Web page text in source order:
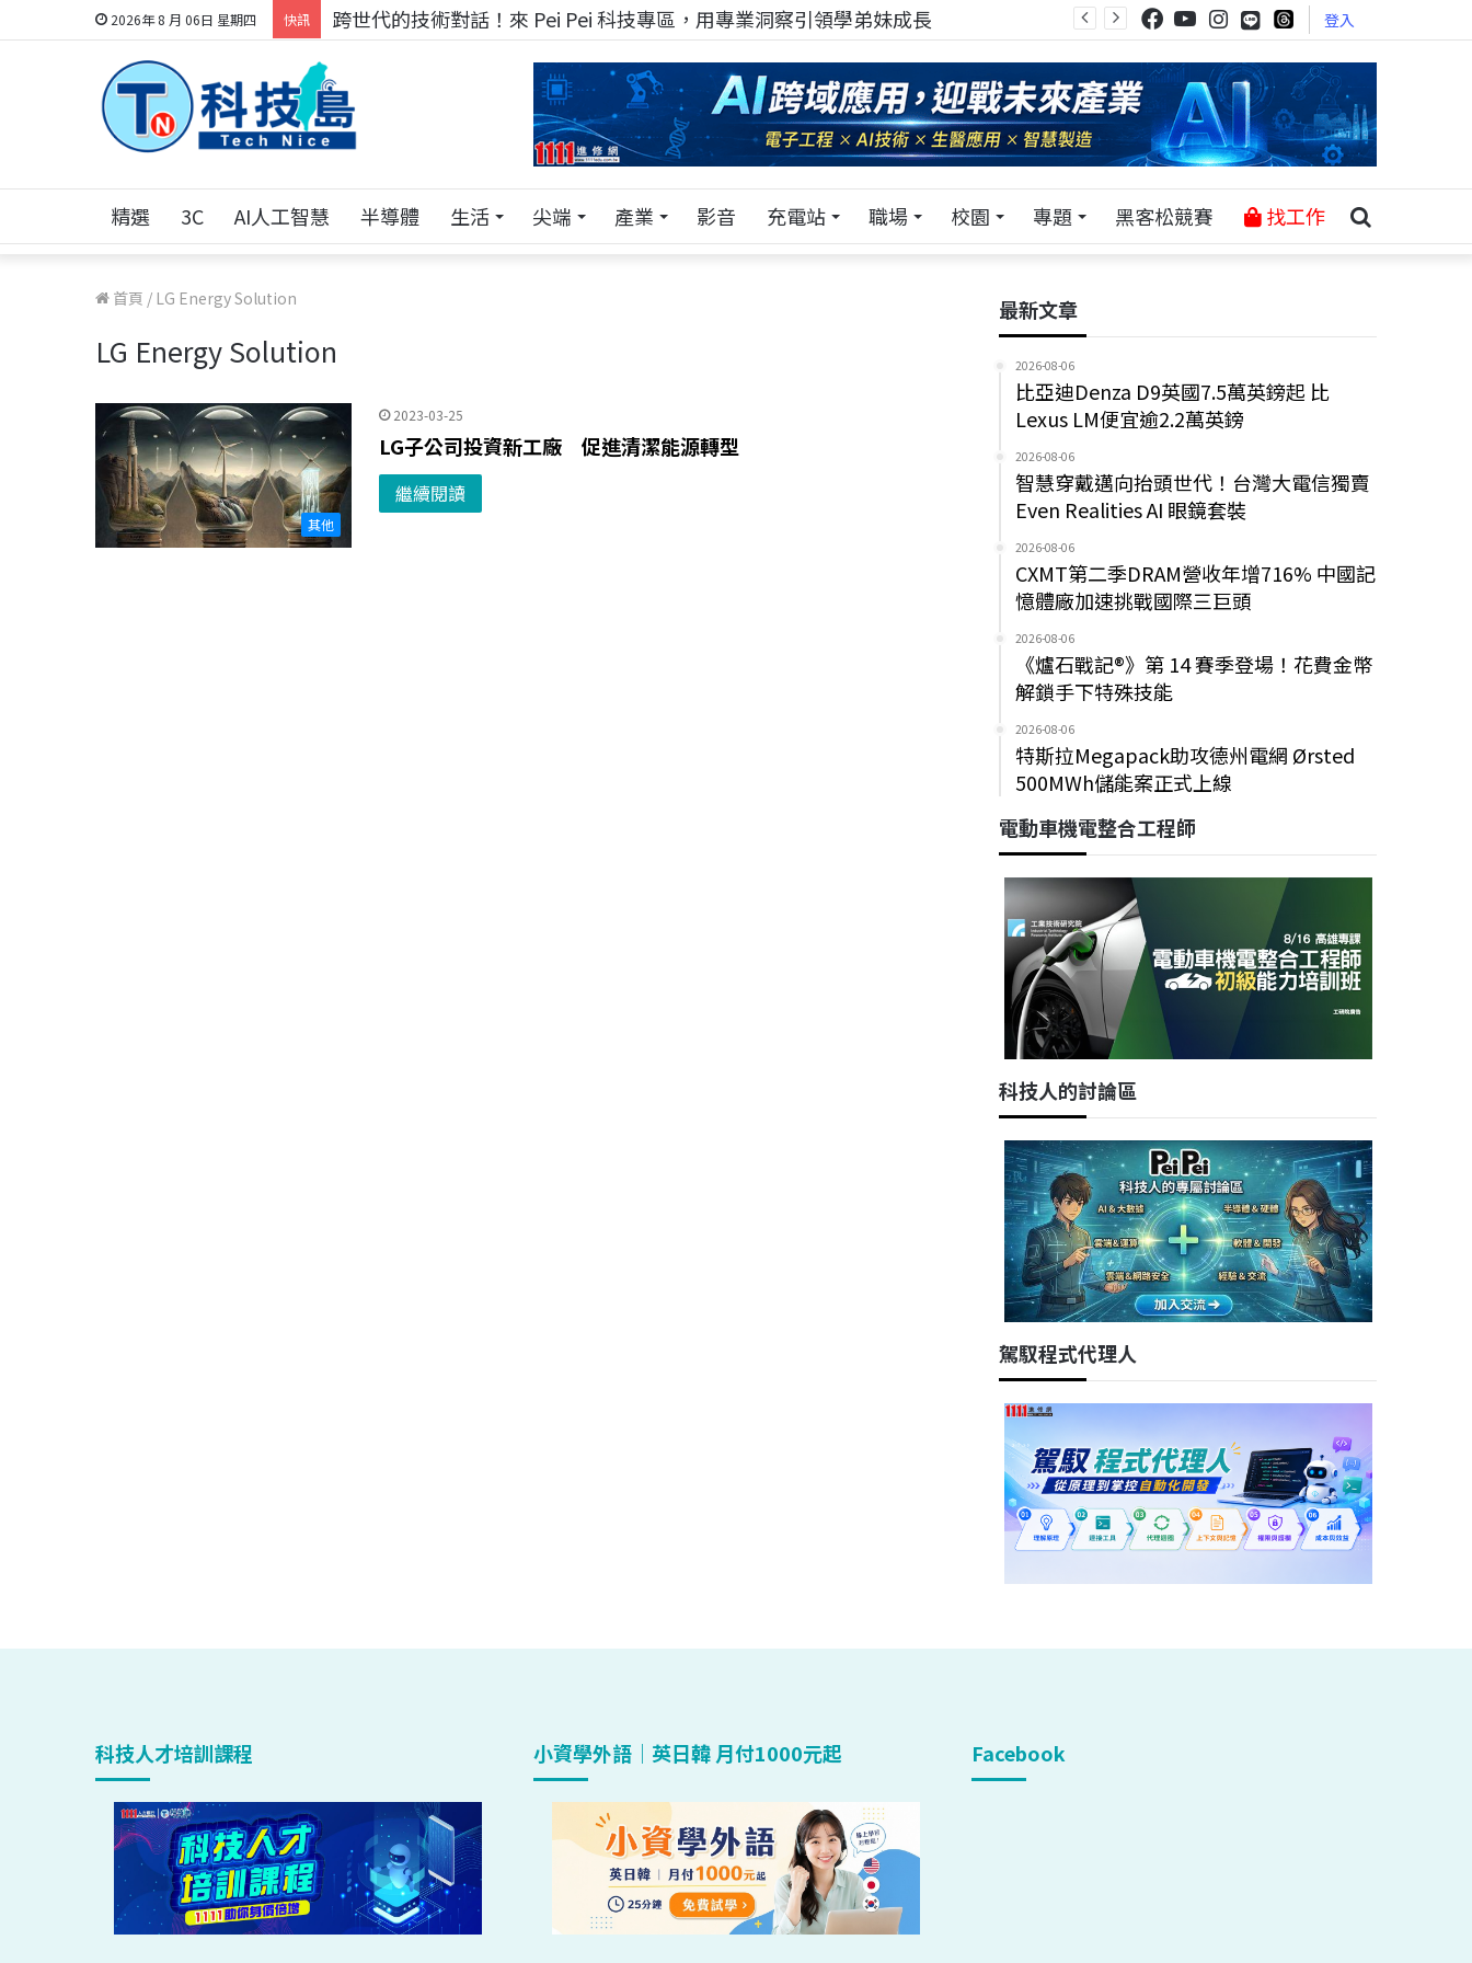
2026年 8 月 06日 星期四 快訊 跨世代的技術對話！來 Pei Pei 科技專區，用專業洞察引領學弟妹成長 登入
精選 3C AI人工智慧 半導體 生活 尖端 產業 影音 充電站 職場 校園 專題 黑客松競賽 找工作
首頁 / LG Energy Solution
LG Energy Solution
其他
2023-03-25
LG子公司投資新工廠 促進清潔能源轉型
繼續閱讀
最新文章
2026-08-06
比亞迪Denza D9英國7.5萬英鎊起 比
Lexus LM便宜逾2.2萬英鎊
2026-08-06
智慧穿戴邁向抬頭世代！台灣大電信獨賣
Even Realities AI 眼鏡套裝
2026-08-06
CXMT第二季DRAM營收年增716% 中國記
憶體廠加速挑戰國際三巨頭
2026-08-06
《爐石戰記®》第 14 賽季登場！花費金幣
解鎖手下特殊技能
2026-08-06
特斯拉Megapack助攻德州電網 Ørsted
500MWh儲能案正式上線
電動車機電整合工程師
科技人的討論區
駕馭程式代理人
科技人才培訓課程 小資學外語｜英日韓 月付1000元起 Facebook